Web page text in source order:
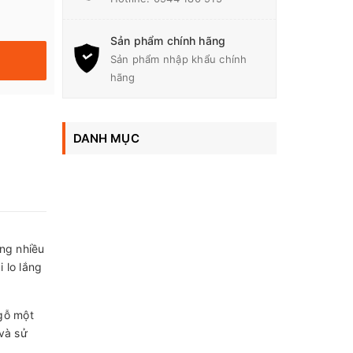
nhiều
lo lắng
một
sử
Sản phẩm chính hãng
Sản phẩm nhập khẩu chính
hãng
DANH MỤC